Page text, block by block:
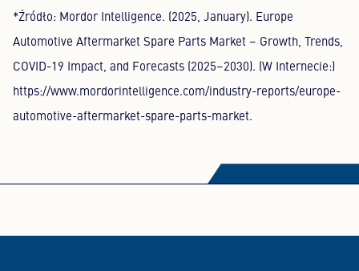
*Źródło: Mordor Intelligence. (2025, January). Europe
Automotive Aftermarket Spare Parts Market – Growth, Trends,
COVID-19 Impact, and Forecasts (2025–2030). (W Internecie:)
https://www.mordorintelligence.com/industry-reports/europe-
automotive-aftermarket-spare-parts-market.